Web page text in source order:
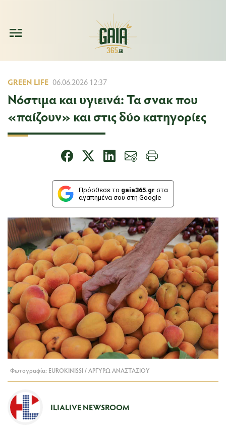
GREEN LIFE 06.06.2026 12:37
Νόστιμα και υγιεινά: Τα σνακ που
«παίζουν» και στις δύο κατηγορίες
Πρόσθεσε το gaia365.gr στα
αγαπημένα σου στη Google
Φωτογραφία: EUROKINISSI / ΑΡΓΥΡΩ ΑΝΑΣΤΑΣΙΟΥ
ILIALIVE NEWSROOM